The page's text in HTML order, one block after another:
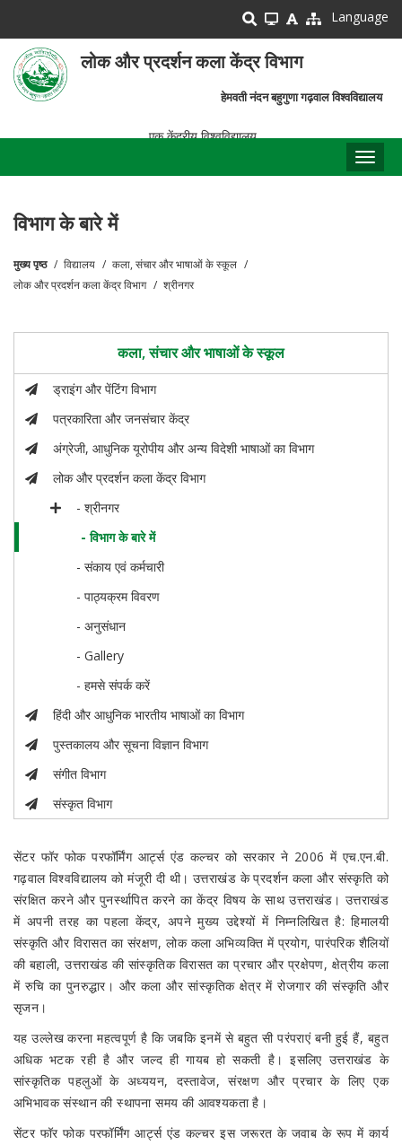
main
content
Language
लोक और प्रदर्शन कला केंद्र विभाग
हेमवती नंदन बहुगुणा गढ़वाल विश्वविद्यालय
एक केंद्रीय विश्वविद्यालय
विभाग के बारे में
पग
मुख्य पृष्ठ विद्यालय
कला, संचार और भाषाओं के स्कूल
लोक और प्रदर्शन कला केंद्र विभाग
श्रीनगर
कला, संचार और भाषाओं के स्कूल
ड्राइंग और पेंटिंग विभाग
पत्रकारिता और जनसंचार केंद्र
अंग्रेजी, आधुनिक यूरोपीय और अन्य विदेशी भाषाओं का विभाग
लोक और प्रदर्शन कला केंद्र विभाग
- श्रीनगर
- विभाग के बारे में
- संकाय एवं कर्मचारी
- पाठ्यक्रम विवरण
- अनुसंधान
- Gallery
- हमसे संपर्क करें
हिंदी और आधुनिक भारतीय भाषाओं का विभाग
पुस्तकालय और सूचना विज्ञान विभाग
संगीत विभाग
संस्कृत विभाग
सेंटर फॉर फोक परफॉर्मिंग आर्ट्स एंड कल्चर को सरकार ने 2006 में एच.एन.बी.
गढ़वाल विश्वविद्यालय को मंजूरी दी थी। उत्तराखंड के प्रदर्शन कला और संस्कृति को
संरक्षित करने और पुनर्स्थापित करने का केंद्र विषय के साथ उत्तराखंड। उत्तराखंड
में अपनी तरह का पहला केंद्र, अपने मुख्य उद्देश्यों में निम्नलिखित है: हिमालयी
संस्कृति और विरासत का संरक्षण, लोक कला अभिव्यक्ति में प्रयोग, पारंपरिक शैलियों
की बहाली, उत्तराखंड की सांस्कृतिक विरासत का प्रचार और प्रक्षेपण, क्षेत्रीय कला
में रुचि का पुनरुद्धार। और कला और सांस्कृतिक क्षेत्र में रोजगार की संस्कृति और
सृजन।
यह उल्लेख करना महत्वपूर्ण है कि जबकि इनमें से बहुत सी परंपराएं बनी हुई हैं, बहुत
अधिक भटक रही है और जल्द ही गायब हो सकती है। इसलिए उत्तराखंड के
सांस्कृतिक पहलुओं के अध्ययन, दस्तावेज, संरक्षण और प्रचार के लिए एक
अभिभावक संस्थान की स्थापना समय की आवश्यकता है।
सेंटर फॉर फोक परफॉर्मिंग आर्ट्स एंड कल्चर इस जरूरत के जवाब के रूप में कार्य